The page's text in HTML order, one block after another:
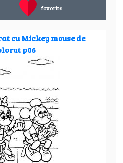
favorite
cu Mickey mouse de
p06